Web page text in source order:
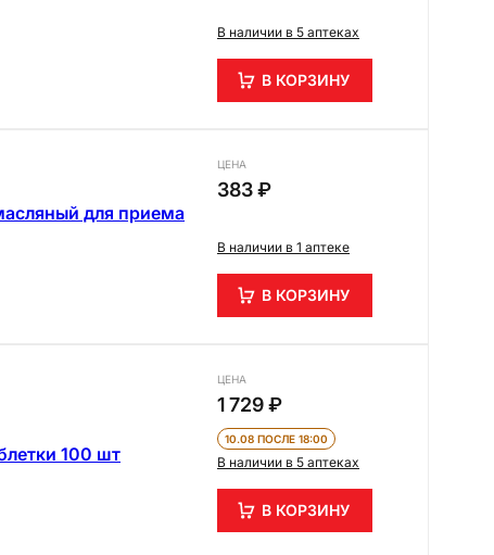
В наличии в 5 аптеках
В КОРЗИНУ
для приема
ЦЕНА
383 ₽
В наличии в 1 аптеке
В КОРЗИНУ
100 шт
ЦЕНА
1 729 ₽
10.08 ПОСЛЕ 18:00
В наличии в 5 аптеках
В КОРЗИНУ